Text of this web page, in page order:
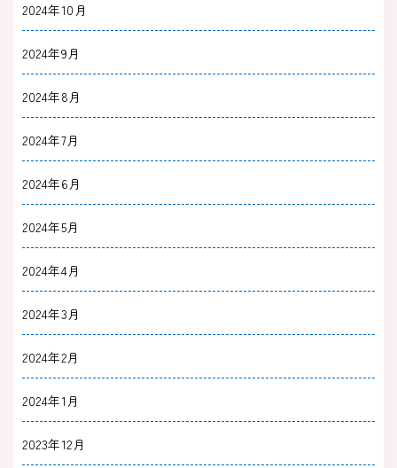
2024年10月
2024年9月
2024年8月
2024年7月
2024年6月
2024年5月
2024年4月
2024年3月
2024年2月
2024年1月
2023年12月